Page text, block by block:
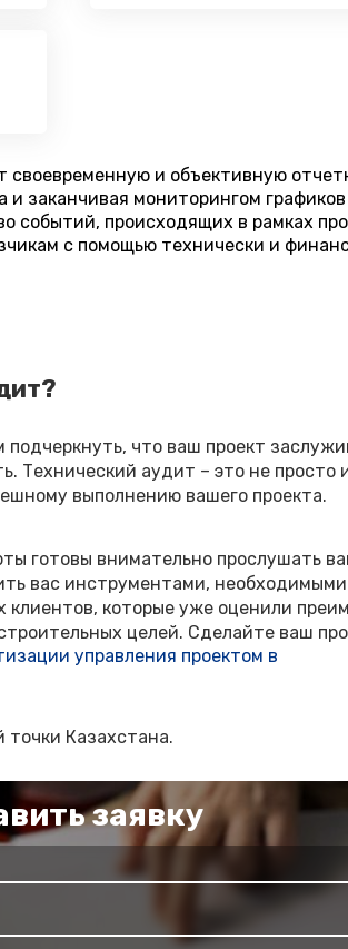
своевременную и объективную
заканчивая мониторингом
событий, происходящих в рамках
с помощью технически и
что ваш проект
Технический аудит – это не просто
выполнению вашего проекта.
готовы внимательно прослушать
вас инструментами,
управления проектом в
которые уже оценили
целей. Сделайте ваш
точки Казахстана.
заявку